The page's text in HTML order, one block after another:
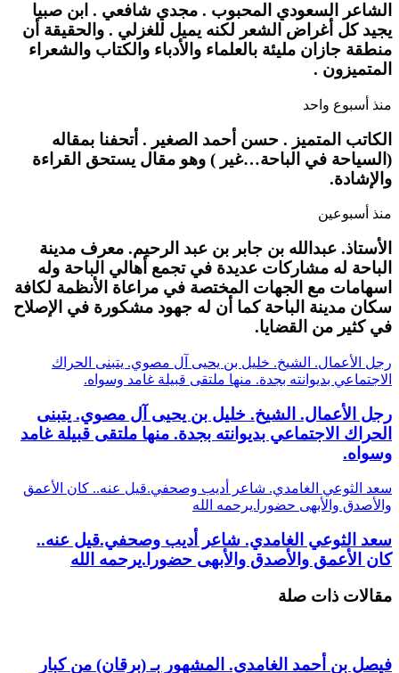
الشاعر السعودي المحبوب . مجدي شافعي . ابن صبيا
يجيد كل أغراض الشعر لكنه يميل للغزلي . والحقيقة أن
منطقة جازان مليئة بالعلماء والأدباء والكتاب والشعراء
المتميزون .
منذ أسبوع واحد
الكاتب المتميز . حسن أحمد الصغير . أتحفنا بمقاله
(السياحة في الباحة…غير ) وهو مقال يستحق القراءة
والإشادة.
منذ أسبوعين
الأستاذ. عبدالله بن جابر بن عبد الرحيم. معرف مدينة
الباحة له مشاركات عديدة في تجمع أهالي الباحة وله
اسهامات مع الجهات المختصة في مراعاة الأنظمة لكافة
سكان مدينة الباحة كما أن له جهود مشكورة في الإصلاح
في كثير من القضايا.
رجل الأعمال. الشيخ. خليل بن يحيى آل مصوي. يتبنى الحراك
الاجتماعي بديوانته بجدة. منها ملتقى قبيلة غامد وسواه.
رجل الأعمال. الشيخ. خليل بن يحيى آل مصوي. يتبنى
الحراك الاجتماعي بديوانته بجدة. منها ملتقى قبيلة غامد
وسواه.
سعد الثوعي الغامدي. شاعر أديب وصحفي.قيل عنه.. كان الأعمق
والأصدق والأبهى حضورا.يرحمه الله
سعد الثوعي الغامدي. شاعر أديب وصحفي.قيل عنه..
كان الأعمق والأصدق والأبهى حضورا.يرحمه الله
مقالات ذات صلة
فيصل بن أحمد الغامدي. المشهور بـ (برقان) من كبار